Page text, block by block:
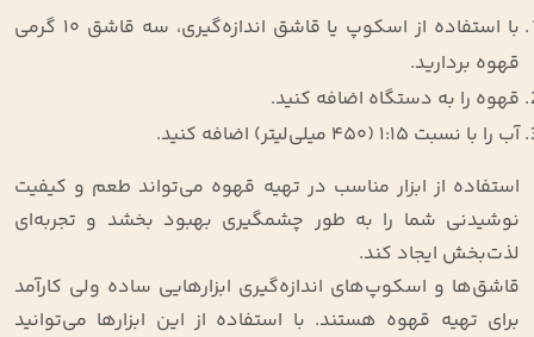
با استفاده از اسکوپ یا قاشق اندازه‌گیری، سه قاشق 10 گرمی
قهوه بردارید.
قهوه را به دستگاه اضافه کنید.
آب را با نسبت 1:15 (450 میلی‌لیتر) اضافه کنید.
استفاده از ابزار مناسب در تهیه قهوه می‌تواند طعم و کیفیت
نوشیدنی شما را به طور چشمگیری بهبود بخشد و تجربه‌ای
لذت‌بخش ایجاد کند.
قاشق‌ها و اسکوپ‌های اندازه‌گیری ابزارهایی ساده ولی کارآمد
برای تهیه قهوه هستند. با استفاده از این ابزارها می‌توانید